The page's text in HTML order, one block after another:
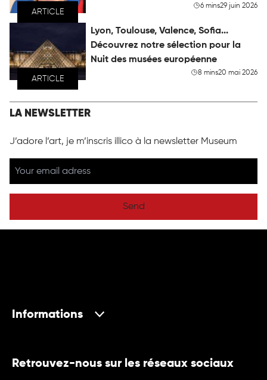
ARTICLE
6 mins29 juin 2026
ARTICLE
Lyon, Toulouse, Valence, Sofia...
Découvrez notre sélection pour la
Nuit des musées européenne
8 mins20 mai 2026
LA NEWSLETTER
J’adore l’art, je m’inscris illico à la newsletter Museum
Send
Informations
Retrouvez-nous sur les réseaux sociaux